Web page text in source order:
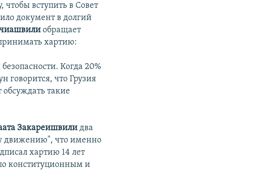
чтобы вступить в Совет
документ в долгий
обращает
хартию:
Когда 20%
говорится, что Грузия
такие
Закареишвили два
движению", что именно
хартию 14 лет
конституционным и